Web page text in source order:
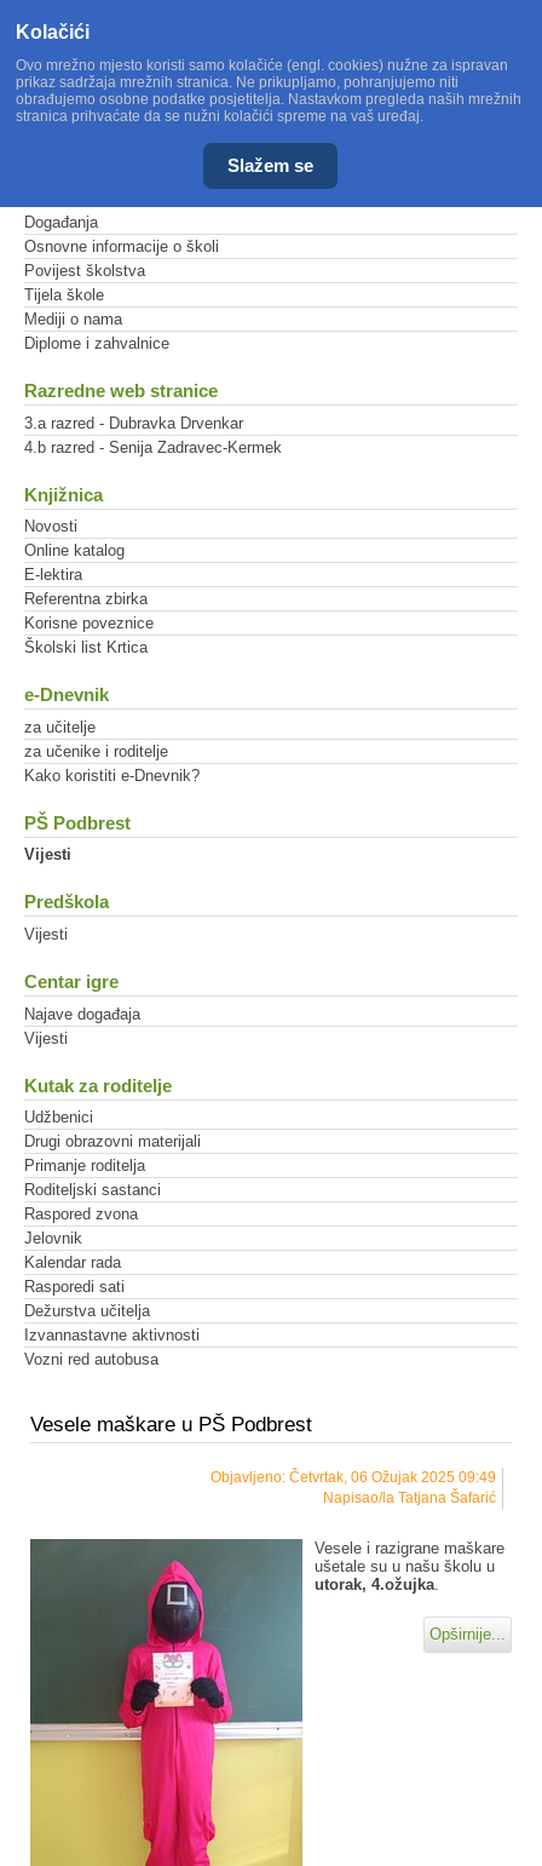
Događanja
Osnovne informacije o školi
Povijest školstva
Tijela škole
Mediji o nama
Diplome i zahvalnice
Razredne web stranice
3.a razred - Dubravka Drvenkar
4.b razred - Senija Zadravec-Kermek
Knjižnica
Novosti
Online katalog
E-lektira
Referentna zbirka
Korisne poveznice
Školski list Krtica
e-Dnevnik
za učitelje
za učenike i roditelje
Kako koristiti e-Dnevnik?
PŠ Podbrest
Vijesti
Predškola
Vijesti
Centar igre
Najave događaja
Vijesti
Kutak za roditelje
Udžbenici
Drugi obrazovni materijali
Primanje roditelja
Roditeljski sastanci
Raspored zvona
Jelovnik
Kalendar rada
Rasporedi sati
Dežurstva učitelja
Izvannastavne aktivnosti
Vozni red autobusa
Vesele maškare u PŠ Podbrest
Objavljeno: Četvrtak, 06 Ožujak 2025 09:49
Napisao/la Tatjana Šafarić
Vesele i razigrane maškare
ušetale su u našu školu u
utorak, 4.ožujka
Opširnije...
Kolačići
Ovo mrežno mjesto koristi samo kolačiće (engl. cookies) nužne za ispravan
prikaz sadržaja mrežnih stranica. Ne prikupljamo, pohranjujemo niti
obrađujemo osobne podatke posjetitelja. Nastavkom pregleda naših mrežnih
stranica prihvaćate da se nužni kolačići spreme na vaš uređaj.
Slažem se